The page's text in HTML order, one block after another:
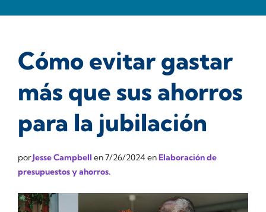
Cómo evitar gastar
más que sus ahorros
para la jubilación
porJesse Campbell en7/26/2024 enElaboración de
presupuestos y ahorros.